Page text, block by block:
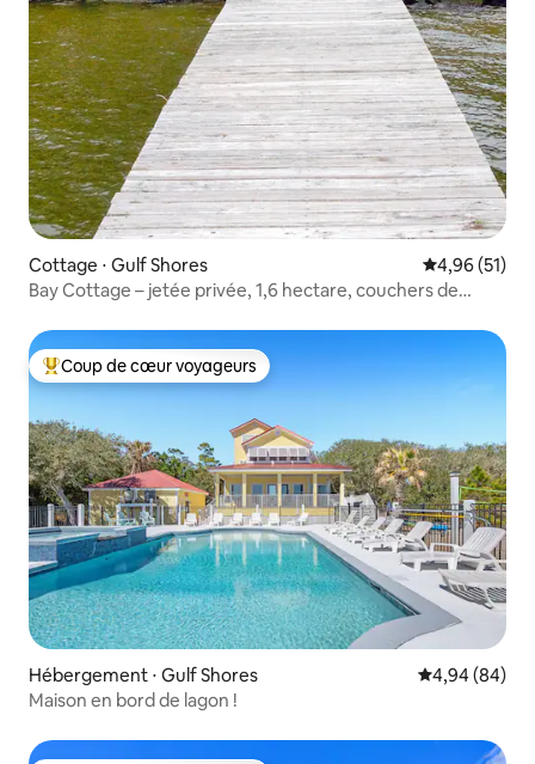
Cottage ⋅ Gulf Shores Évaluation
4,96 (51)
Bay Cottage – jetée privée, 1,6 hectare, couchers de
Coups de cœur voyageurs les plus appréciés
Coup de cœur voyageurs
Hébergement ⋅ Gulf Shores Évaluation
4,94 (84)
Maison en bord de lagon !